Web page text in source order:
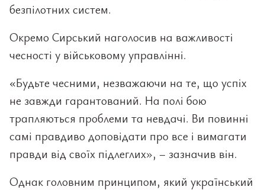
безпілотних систем.
Окремо Сирський наголосив на важливості
чесності у військовому управлінні.
«Будьте чесними, незважаючи на те, що успіх
не завжди гарантований. На полі бою
трапляються проблеми та невдачі. Ви повинні
самі правдиво доповідати про все і вимагати
правди від своїх підлеглих», – зазначив він.
Однак головним принципом, який український